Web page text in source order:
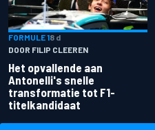
FORMULE 18 d
DOOR FILIP CLEEREN
Het opvallende aan
Antonelli's snelle
transformatie tot F1-
titelkandidaat